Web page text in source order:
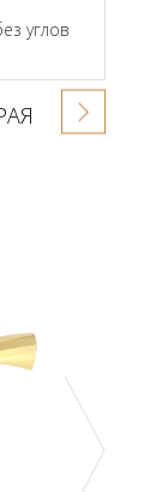
углов